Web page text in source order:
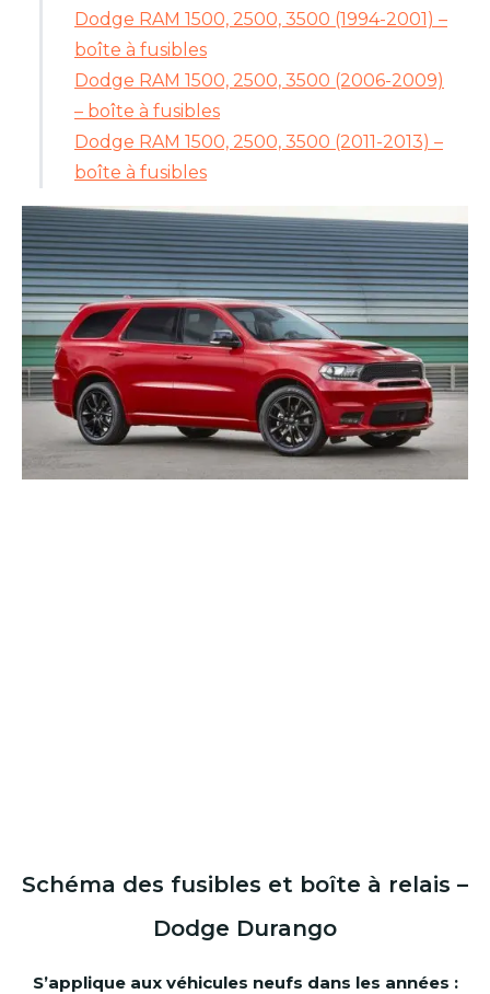
Dodge RAM 1500, 2500, 3500 (1994-2001) –
boîte à fusibles
Dodge RAM 1500, 2500, 3500 (2006-2009)
– boîte à fusibles
Dodge RAM 1500, 2500, 3500 (2011-2013) –
boîte à fusibles
Schéma des fusibles et boîte à relais –
Dodge Durango
S’applique aux véhicules neufs dans les années :